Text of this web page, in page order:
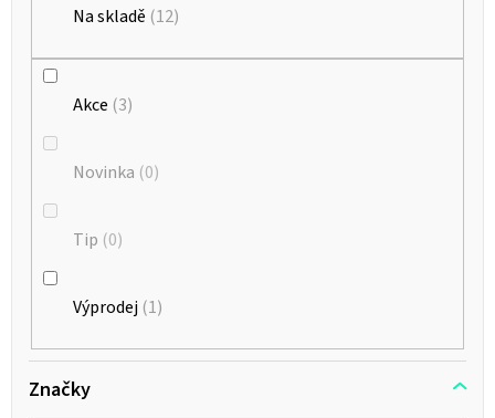
Na skladě 12
Akce 3
Novinka 0
Tip 0
Výprodej 1
Značky